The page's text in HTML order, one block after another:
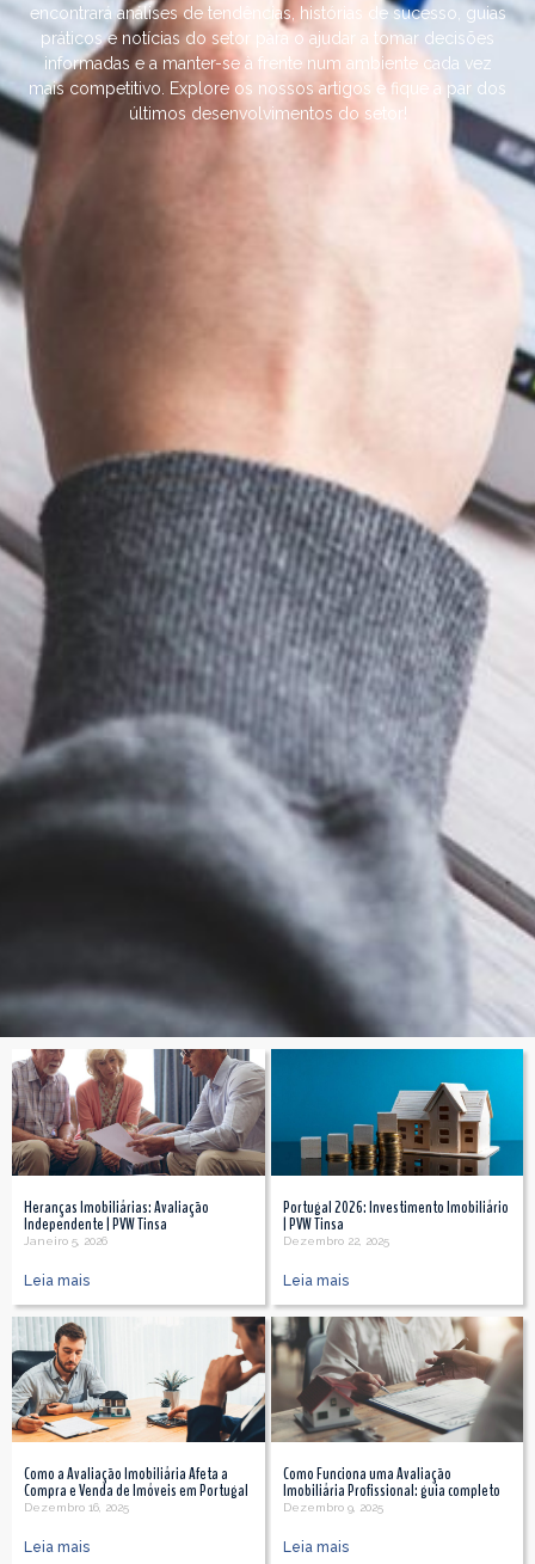
encontrará análises de tendências, histórias de sucesso, guias
práticos e notícias do setor para o ajudar a tomar decisões
informadas e a manter-se à frente num ambiente cada vez
mais competitivo. Explore os nossos artigos e fique a par dos
últimos desenvolvimentos do setor!
Heranças Imobiliárias: Avaliação
Independente | PVW Tinsa
Janeiro 5, 2026
Leia mais
Portugal 2026: Investimento Imobiliário
| PVW Tinsa
Dezembro 22, 2025
Leia mais
Como a Avaliação Imobiliária Afeta a
Compra e Venda de Imóveis em Portugal
Dezembro 16, 2025
Leia mais
Como Funciona uma Avaliação
Imobiliária Profissional: guia completo
Dezembro 9, 2025
Leia mais